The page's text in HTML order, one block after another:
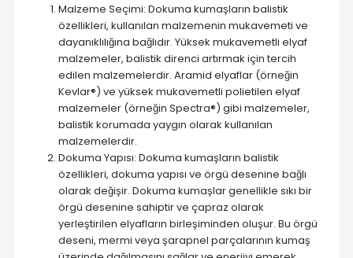
Malzeme Seçimi: Dokuma kumaşların balistik
özellikleri, kullanılan malzemenin mukavemeti ve
dayanıklılığına bağlıdır. Yüksek mukavemetli elyaf
malzemeler, balistik direnci artırmak için tercih
edilen malzemelerdir. Aramid elyaflar (örneğin
Kevlar®) ve yüksek mukavemetli polietilen elyaf
malzemeler (örneğin Spectra®) gibi malzemeler,
balistik korumada yaygın olarak kullanılan
malzemelerdir.
Dokuma Yapısı: Dokuma kumaşların balistik
özellikleri, dokuma yapısı ve örgü desenine bağlı
olarak değişir. Dokuma kumaşlar genellikle sıkı bir
örgü desenine sahiptir ve çapraz olarak
yerleştirilen elyafların birleşiminden oluşur. Bu örgü
deseni, mermi veya şarapnel parçalarının kumaş